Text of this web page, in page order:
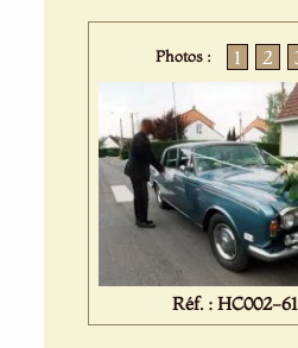
Photos : 1 2
Réf. : HC002-61